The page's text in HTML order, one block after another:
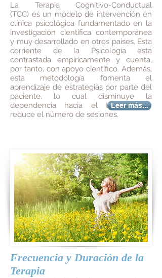
La Terapia Cognitivo-Conductual
(TCC) es un modelo de intervención en
clínica psicológica fundamentado en la
investigación científica contemporánea
y muy desarrollado en otros países, Esta
corriente de la Psicología está
contrastada empíricamente y cuenta,
por tanto, con apoyo científico. Además,
esta metodología fomenta el
aprendizaje de estrategias por parte del
paciente, lo cual disminuye la
dependencia hacia el terapeuta y
reduce el número de sesiones.
Frecuencia y Duración de la
Terapia
Leer más...